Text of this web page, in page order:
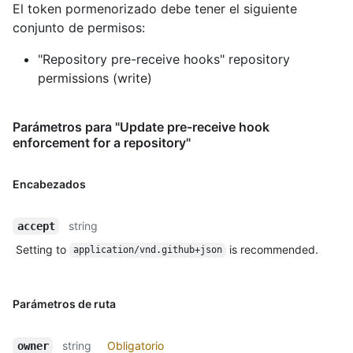
El token pormenorizado debe tener el siguiente
conjunto de permisos:
"Repository pre-receive hooks" repository
permissions (write)
Parámetros para "Update pre-receive hook
enforcement for a repository"
Encabezados
accept
string
Setting to
application/vnd.github+json is recommended.
Parámetros de ruta
owner string Obligatorio